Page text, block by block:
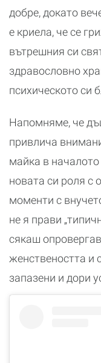
добре, докато
е криела, че се
вътрешния си
здравословно
психическото си
Напомняме, че
привлича
майка в
новата си роля с
моменти с
не я прави
сякаш
женствеността и
запазени и дори